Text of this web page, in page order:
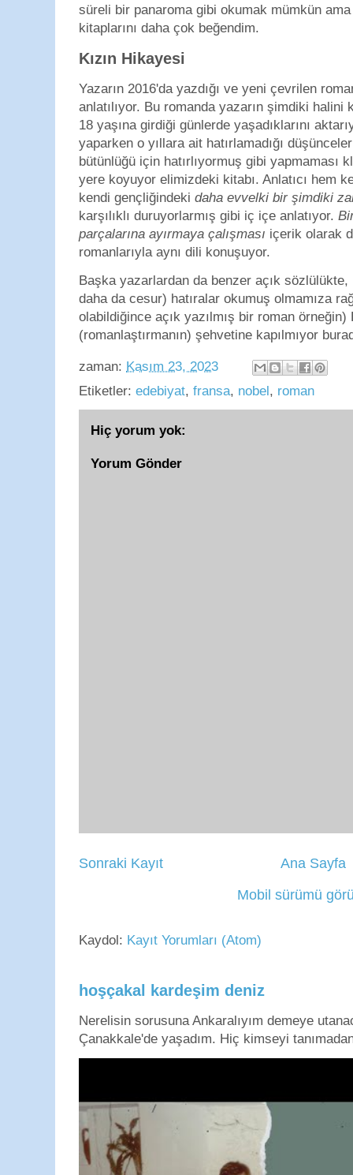
süreli bir panaroma gibi okumak mümkün
kitaplarını daha çok beğendim.
Kızın Hikayesi
Yazarın 2016'da yazdığı ve yeni çevrilen
anlatılıyor. Bu romanda yazarın şimdiki halini
18 yaşına girdiği günlerde yaşadıklarını
yaparken o yıllara ait hatırlamadığı
bütünlüğü için hatırlıyormuş gibi yapmaması
yere koyuyor elimizdeki kitabı. Anlatıcı hem
kendi gençliğindeki daha evvelki bir şimdiki
karşılıklı duruyorlarmış gibi iç içe anlatıyor.
parçalarına ayırmaya çalışması içerik olarak
romanlarıyla aynı dili konuşuyor.
Başka yazarlardan da benzer açık
daha da cesur) hatıralar okumuş olmamıza
olabildiğince açık yazılmış bir roman örneğin)
(romanlaştırmanın) şehvetine kapılmıyor
zaman: Kasım 23, 2023
Etiketler: edebiyat, fransa, nobel, roman
Hiç yorum yok:
Yorum Gönder
Sonraki Kayıt
Ana Sayfa
Mobil sürümü
Kaydol: Kayıt Yorumları (Atom)
hoşçakal kardeşim deniz
Nerelisin sorusuna Ankaralıyım demeye
Çanakkale'de yaşadım. Hiç kimseyi